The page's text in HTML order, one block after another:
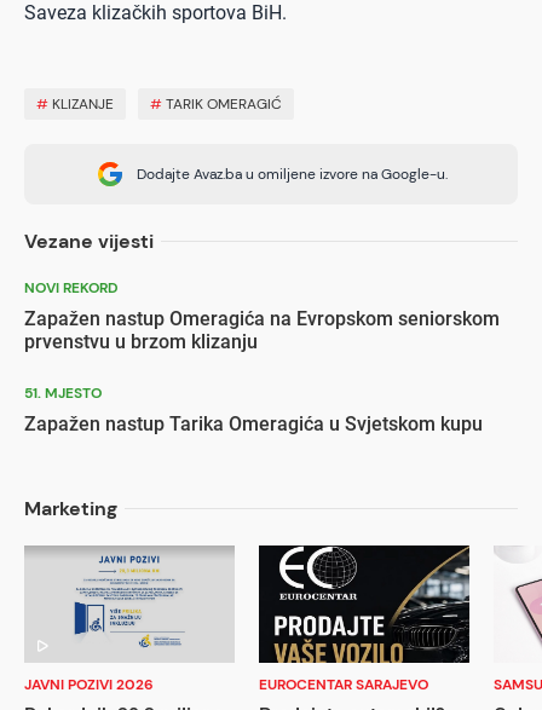
Saveza klizačkih sportova BiH.
# KLIZANJE #TARIK OMERAGIĆ
Dodajte Avaz.ba u omiljene izvore na Google-u.
Vezane vijesti
NOVI REKORD
Zapažen nastup Omeragića na Evropskom seniorskom
prvenstvu u brzom klizanju
51. MJESTO
Zapažen nastup Tarika Omeragića u Svjetskom kupu
Marketing
JAVNI POZIVI 2026 EUROCENTAR SARAJEVO